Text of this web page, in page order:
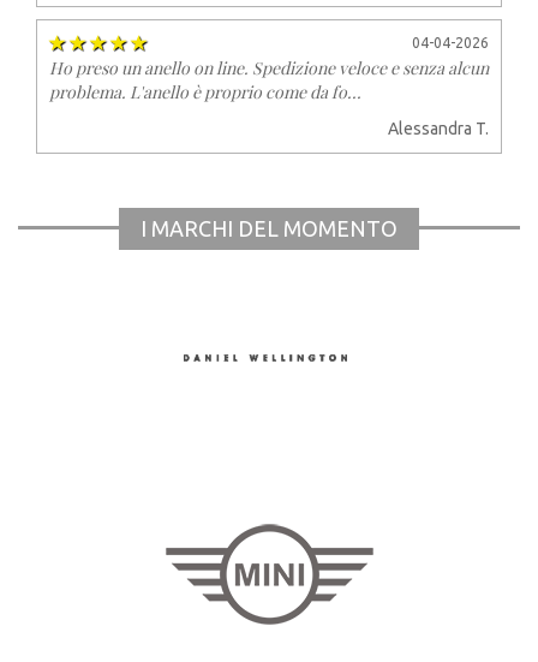
04-04-2026
Ho preso un anello on line. Spedizione veloce e senza alcun
problema. L'anello è proprio come da fo...
Alessandra T.
I MARCHI DEL MOMENTO